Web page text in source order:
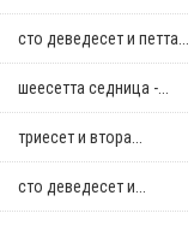
сто деведесет и петта...
шеесетта седница -...
триесет и втора...
сто деведесет и...